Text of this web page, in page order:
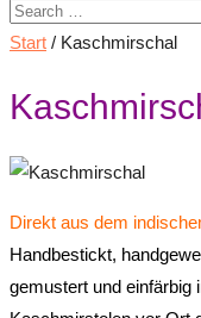
Start / Kaschmirschal
Direkt aus dem
Handbestickt,
gemustert und einfärbig